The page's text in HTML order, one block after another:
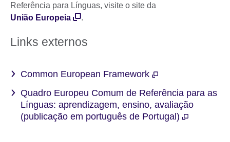
Referência para Línguas, visite o site da
União Europeia
.
Links externos
Common European Framework
Quadro Europeu Comum de Referência para as
Línguas: aprendizagem, ensino, avaliação
(publicação em português de Portugal)